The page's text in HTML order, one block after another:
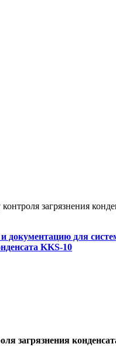
загрязнения
документацию для
KKS-10
загрязнения